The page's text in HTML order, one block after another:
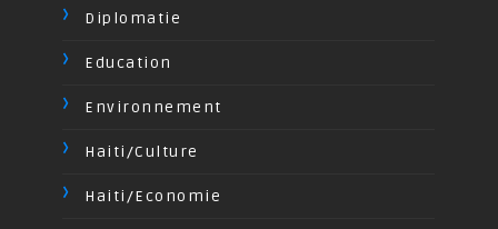
Diplomatie
Education
Environnement
Haiti/Culture
Haiti/Economie